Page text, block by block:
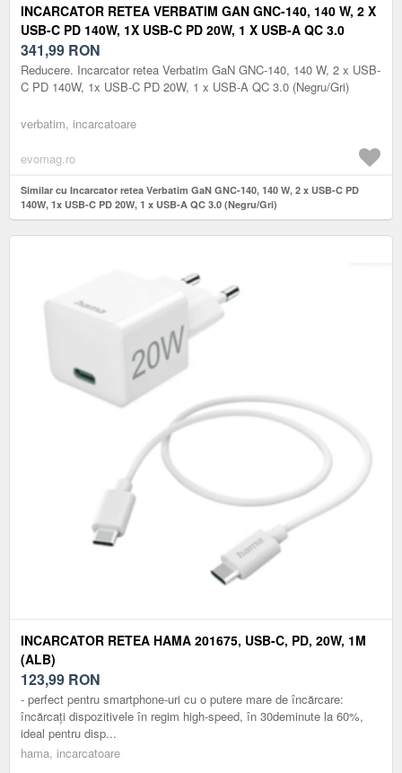
INCARCATOR RETEA VERBATIM GAN GNC-140, 140 W, 2 X
USB-C PD 140W, 1X USB-C PD 20W, 1 X USB-A QC 3.0
(NEGRU/GRI)
341,99 RON
Reducere. Incarcator retea Verbatim GaN GNC-140, 140 W, 2 x USB-
C PD 140W, 1x USB-C PD 20W, 1 x USB-A QC 3.0 (Negru/Gri)
verbatim, incarcatoare
evomag.ro
Similar cu Incarcator retea Verbatim GaN GNC-140, 140 W, 2 x USB-C PD
140W, 1x USB-C PD 20W, 1 x USB-A QC 3.0 (Negru/Gri)
INCARCATOR RETEA HAMA 201675, USB-C, PD, 20W, 1M
(ALB)
123,99 RON
- perfect pentru smartphone-uri cu o putere mare de încărcare:
încărcați dispozitivele în regim high-speed, în 30deminute la 60%,
ideal pentru disp...
hama, incarcatoare